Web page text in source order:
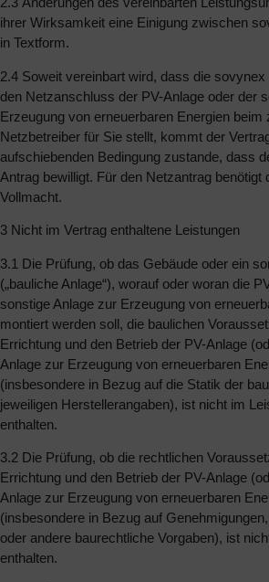
ihrer Wirksamkeit eine Einigung zwischen
in Textform.
2.4 Soweit vereinbart wird, dass die
den Netzanschluss der PV-Anlage oder der
Erzeugung von erneuerbaren Energien beim
Netzbetreiber für Sie stellt, kommt der
aufschiebenden Bedingung zustande, dass
Antrag bewilligt. Für den Netzantrag
Vollmacht.
3 Nicht im Vertrag enthaltene Leistungen
3.1 Die Prüfung, ob das Gebäude oder ein
(„bauliche Anlage“), worauf oder woran die
sonstige Anlage zur Erzeugung von
montiert werden soll, die baulichen
Errichtung und den Betrieb der PV-Anlage
Anlage zur Erzeugung von erneuerbaren
(insbesondere in Bezug auf die Statik der
jeweiligen Herstellerangaben), ist nicht im
enthalten.
3.2 Die Prüfung, ob die rechtlichen
Errichtung und den Betrieb der PV-Anlage
Anlage zur Erzeugung von erneuerbaren
(insbesondere in Bezug auf
oder andere baurechtliche Vorgaben), ist
enthalten.